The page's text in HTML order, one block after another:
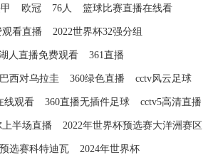
欧冠 76人 篮球比赛直播在线看
看直播 2022世界杯32强分组
人直播免费观看 361直播
西对乌拉圭 360绿色直播 cctv风云足球
线观看 360直播无插件足球 cctv5高清直播
半场直播 2022年世界杯预选赛大洋洲赛区
选赛科特迪瓦 2024年世界杯